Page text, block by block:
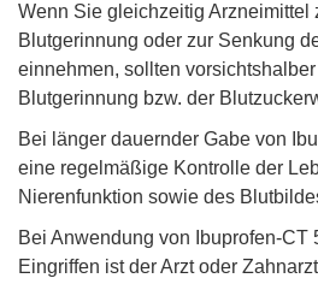
Wenn Sie gleichzeitig Arzneimittel
Blutgerinnung oder zur Senkung
einnehmen, sollten
Blutgerinnung bzw. der
Bei länger dauernder Gabe von
eine regelmäßige Kontrolle der
Nierenfunktion sowie des
Bei Anwendung von Ibuprofen-CT
Eingriffen ist der Arzt oder